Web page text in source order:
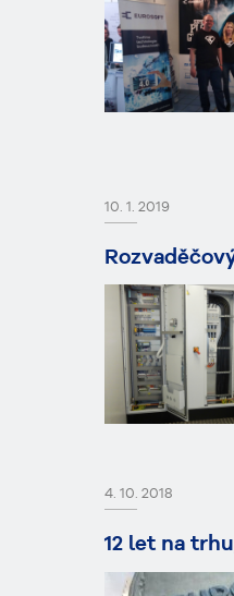
10. 1. 2019
4. 10. 2018
12 let na